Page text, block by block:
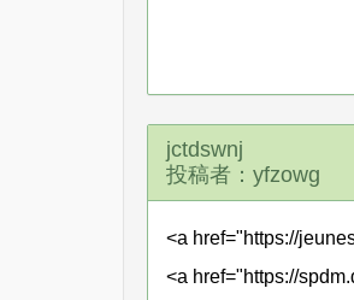
jctdswnj
投稿者：yfzowg
<a href="https://
<a href="https://